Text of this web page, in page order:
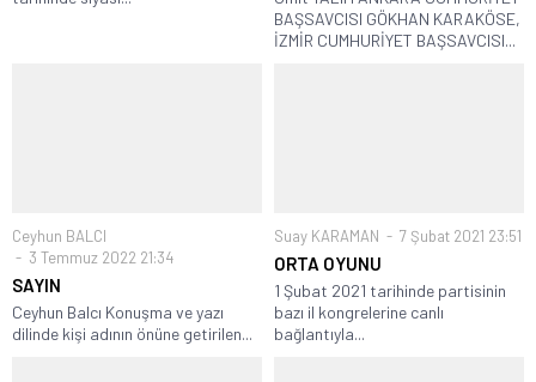
BAŞSAVCISI GÖKHAN KARAKÖSE,
İZMİR CUMHURİYET BAŞSAVCISI...
Ceyhun BALCI
3 Temmuz 2022 21:34
SAYIN
Ceyhun Balcı Konuşma ve yazı
dilinde kişi adının önüne getirilen...
Suay KARAMAN 7 Şubat 2021 23:51
ORTA OYUNU
1 Şubat 2021 tarihinde partisinin
bazı il kongrelerine canlı
bağlantıyla...